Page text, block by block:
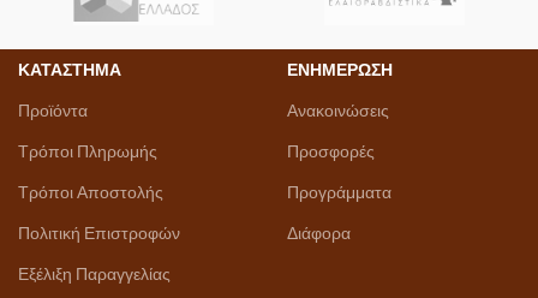
ΚΑΤΑΣΤΗΜΑ
Προϊόντα
Τρόποι Πληρωμής
Τρόποι Αποστολής
Πολιτική Επιστροφών
Εξέλιξη Παραγγελίας
ΕΝΗΜΕΡΩΣΗ
Ανακοινώσεις
Προσφορές
Προγράμματα
Διάφορα